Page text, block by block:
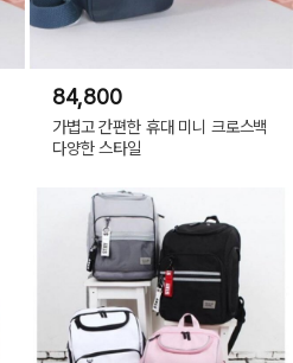
84,800
가볍고 간편한 휴대 미니 크로스백
다양한 스타일